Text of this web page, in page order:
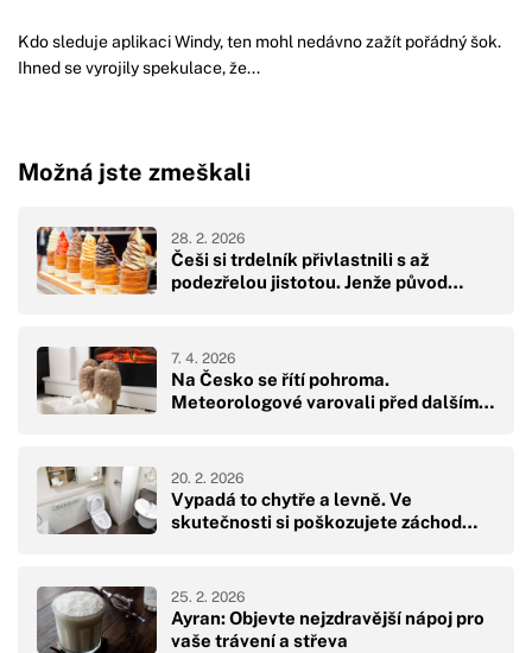
Kdo sleduje aplikaci Windy, ten mohl nedávno zažít pořádný šok.
Ihned se vyrojily spekulace, že...
Možná jste zmeškali
Češi si trdelník přivlastnili s až
podezřelou jistotou. Jenže původ…
28. 2. 2026
Na Česko se řítí pohroma.
Meteorologové varovali před dalším…
7. 4. 2026
Vypadá to chytře a levně. Ve
skutečnosti si poškozujete záchod…
20. 2. 2026
Ayran: Objevte nejzdravější nápoj pro
vaše trávení a střeva
25. 2. 2026